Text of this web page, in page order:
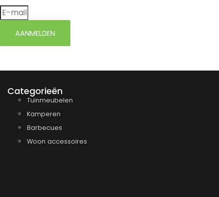
AANMELDEN
Categorieën
Tuinmeubelen
Kamperen
Barbecues
Woon accessoires